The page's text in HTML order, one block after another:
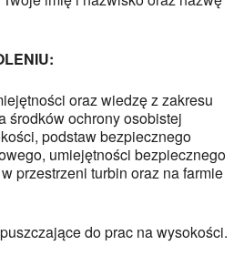
oraz wiedzę z zakresu
środków ochrony osobistej
podstaw bezpiecznego
umiejętności bezpiecznego
przestrzeni turbin oraz na farmie
do prac na wysokości.